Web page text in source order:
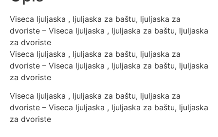
Viseca ljuljaska , ljuljaska za baštu, ljuljaska za
dvoriste – Viseca ljuljaska , ljuljaska za baštu, ljuljaska
za dvoriste
Viseca ljuljaska , ljuljaska za baštu, ljuljaska za
dvoriste – Viseca ljuljaska , ljuljaska za baštu, ljuljaska
za dvoriste
Viseca ljuljaska , ljuljaska za baštu, ljuljaska za
dvoriste – Viseca ljuljaska , ljuljaska za baštu, ljuljaska
za dvoriste